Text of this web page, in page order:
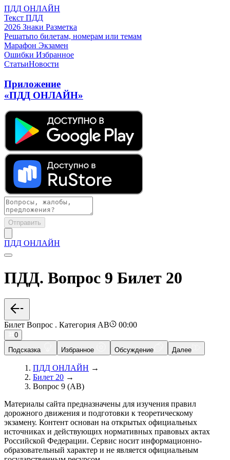
ПДД ОНЛАЙН
Текст ПДД
2026 Знаки Разметка
Решатьпо билетам, номерам или темам
Марафон Экзамен
Ошибки Избранное
СтатьиНовости
Приложение
«ПДД ОНЛАЙН»
Отправить
ПДД ОНЛАЙН
ПДД. Вопрос 9 Билет 20
Билет Вопрос . Категория AB 00:00
0
Подсказка
Избранное Обсуждение Далее
ПДД ОНЛАЙН →
Билет 20 →
Вопрос 9 (AB)
Материалы сайта предназначены для изучения правил
дорожного движения и подготовки к теоретическому
экзамену. Контент основан на открытых официальных
источниках и действующих нормативных правовых актах
Российской Федерации. Сервис носит информационно-
образовательный характер и не является официальным